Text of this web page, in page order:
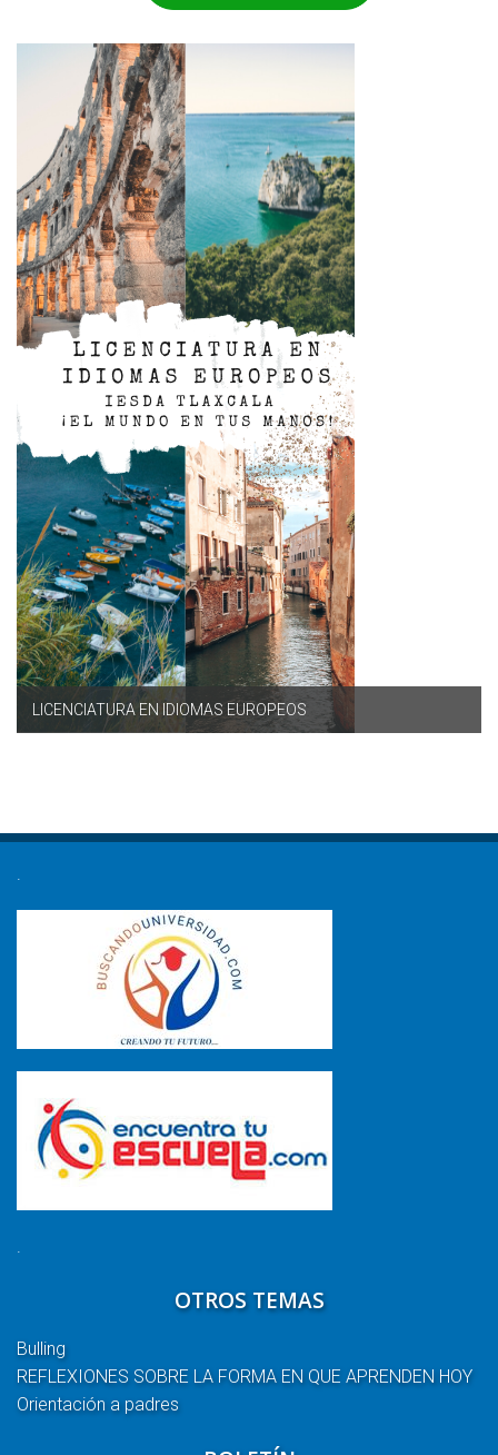
LICENCIATURA EN IDIOMAS EUROPEOS
.
.
OTROS TEMAS
Bulling
REFLEXIONES SOBRE LA FORMA EN QUE APRENDEN HOY
Orientación a padres